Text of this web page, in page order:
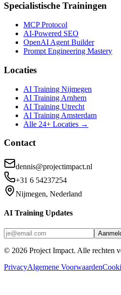
Specialistische Trainingen
MCP Protocol
AI-Powered SEO
OpenAI Agent Builder
Prompt Engineering Mastery
Locaties
AI Training Nijmegen
AI Training Arnhem
AI Training Utrecht
AI Training Amsterdam
Alle 24+ Locaties →
Contact
dennis@projectimpact.nl
+31 6 54237254
Nijmegen, Nederland
AI Training Updates
© 2026 Project Impact. Alle rechten
PrivacyAlgemene Voorwaarden